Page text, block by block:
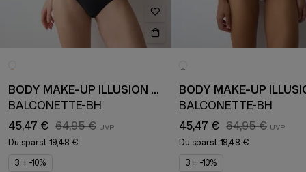
BODY MAKE-UP ILLUSION LACE
BALCONETTE-BH
45,47 € 64,95 €
Du sparst 19,48 €
3 = -10%
BALCONETTE-BH
45,47 € 64,95 €
Du sparst 19,48 €
3 = -10%